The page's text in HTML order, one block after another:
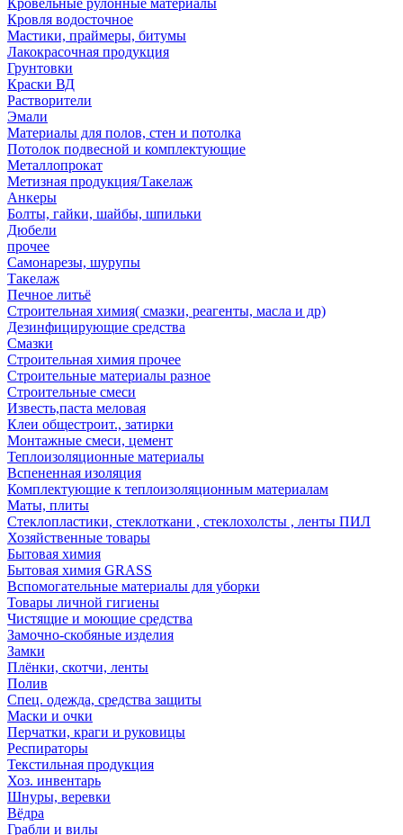
Кровельные рулонные материалы
Кровля водосточное
Мастики, праймеры, битумы
Лакокрасочная продукция
Грунтовки
Краски ВД
Растворители
Эмали
Материалы для полов, стен и потолка
Потолок подвесной и комплектующие
Металлопрокат
Метизная продукция/Такелаж
Анкеры
Болты, гайки, шайбы, шпильки
Дюбели
прочее
Самонарезы, шурупы
Такелаж
Печное литьё
Строительная химия( смазки, реагенты, масла и др)
Дезинфицирующие средства
Смазки
Строительная химия прочее
Строительные материалы разное
Строительные смеси
Известь,паста меловая
Клеи общестроит., затирки
Монтажные смеси, цемент
Теплоизоляционные материалы
Вспененная изоляция
Комплектующие к теплоизоляционным материалам
Маты, плиты
Стеклопластики, стеклоткани , стеклохолсты , ленты ПИЛ
Хозяйственные товары
Бытовая химия
Бытовая химия GRASS
Вспомогательные материалы для уборки
Товары личной гигиены
Чистящие и моющие средства
Замочно-скобяные изделия
Замки
Плёнки, скотчи, ленты
Полив
Спец. одежда, средства защиты
Маски и очки
Перчатки, краги и руковицы
Респираторы
Текстильная продукция
Хоз. инвентарь
Шнуры, веревки
Вёдра
Грабли и вилы